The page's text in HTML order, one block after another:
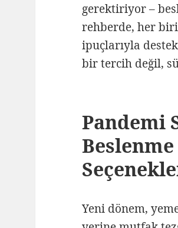
gerektiriyor –
rehberde, her
ipuçlarıyla
bir tercih değil,
Pandemi
Yeni dönem,